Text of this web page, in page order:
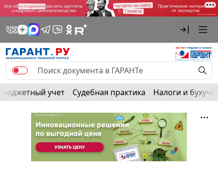
Бюджетный учет Судебная практика Налоги и